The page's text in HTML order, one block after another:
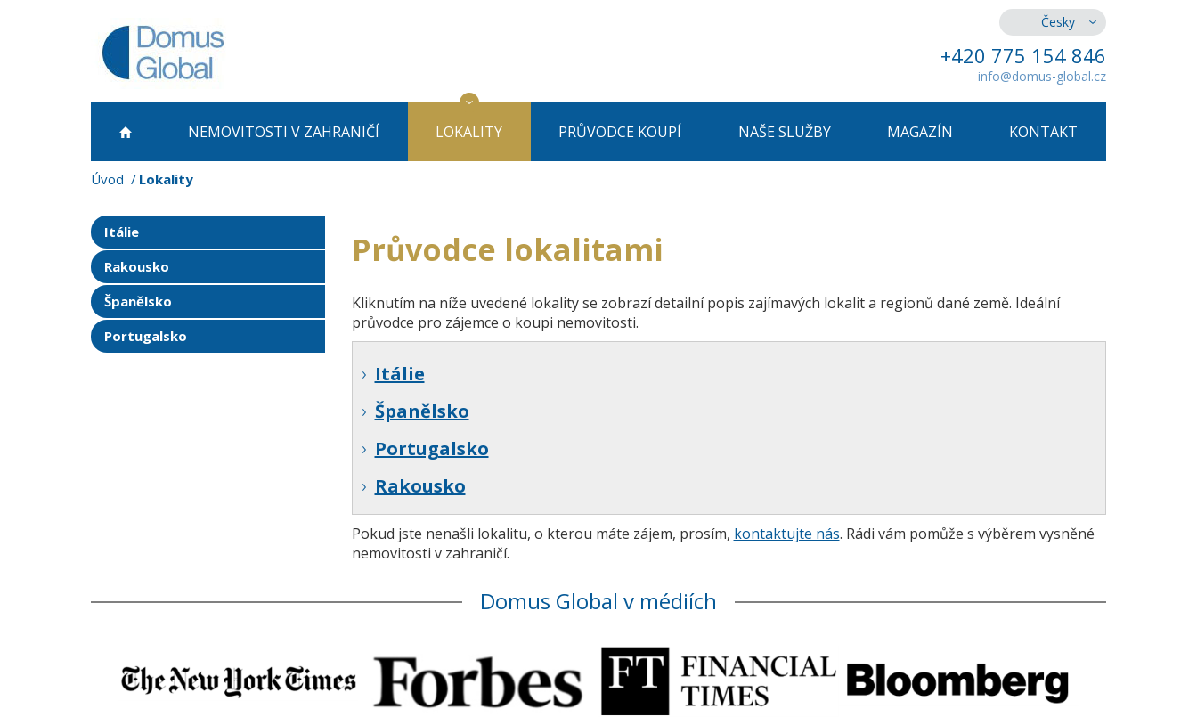
Česky
+420 775 154 846
info@domus-global.cz
NEMOVITOSTI V ZAHRANIČÍ LOKALITY PRŮVODCE KOUPÍ NAŠE SLUŽBY MAGAZÍN KONTAKT
Úvod Lokality
Itálie
Rakousko
Španělsko
Portugalsko
Průvodce lokalitami
Kliknutím na níže uvedené lokality se zobrazí detailní popis zajímavých lokalit a regionů dané země. Ideální
průvodce pro zájemce o koupi nemovitosti.
Itálie
Španělsko
Portugalsko
Rakousko
Pokud jste nenašli lokalitu, o kterou máte zájem, prosím, kontaktujte nás. Rádi vám pomůže s výběrem vysněné
nemovitosti v zahraničí.
Domus Global v médiích